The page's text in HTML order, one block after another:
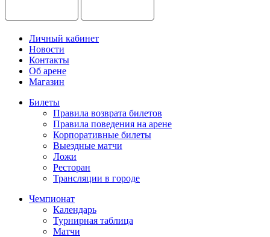
Личный кабинет
Новости
Контакты
Об арене
Магазин
Билеты
Правила возврата билетов
Правила поведения на арене
Корпоративные билеты
Выездные матчи
Ложи
Ресторан
Трансляции в городе
Чемпионат
Календарь
Турнирная таблица
Матчи